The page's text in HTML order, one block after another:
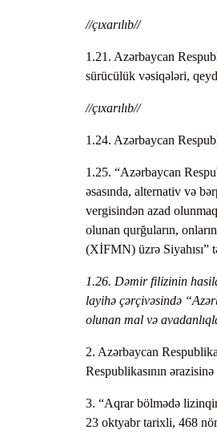
//çıxarılıb//
1.21. Azərbaycan
sürücülük vəsiqələri,
//çıxarılıb//
1.24. Azərbaycan
1.25. “Azərbaycan
əsasında, alternativ və
vergisindən azad
olunan qurğuların,
(XİFMN) üzrə Siyahısı”
1.26. Dəmir filizinin
layihə çərçivəsində
olunan mal və
2. Azərbaycan
Respublikasının
3. “Aqrar bölmədə
23 oktyabr tarixli, 468